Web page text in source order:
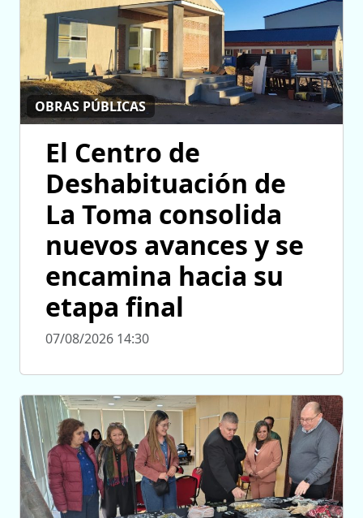
OBRAS PÚBLICAS
El Centro de
Deshabituación de
La Toma consolida
nuevos avances y se
encamina hacia su
etapa final
07/08/2026 14:30